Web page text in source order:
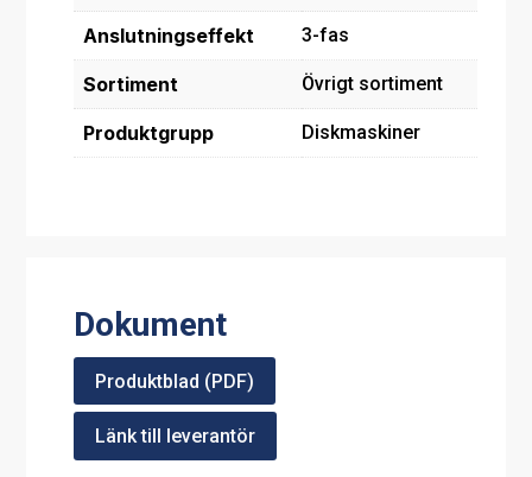
Anslutningseffekt 3-fas
Sortiment Övrigt sortiment
Produktgrupp Diskmaskiner
Dokument
Produktblad (PDF)
Länk till leverantör